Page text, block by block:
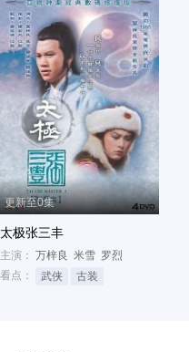
更新至0集
太极张三丰
主演： 万梓良 米雪 罗烈
看点：
武侠 古装